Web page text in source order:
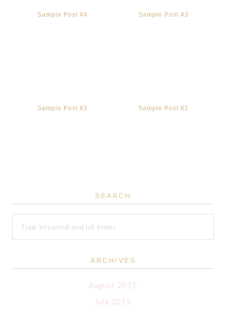
Sample Post #4 Sample Post #3
Sample Post #2 Sample Post #1
SEARCH
ARCHIVES
August 2015
July 2015